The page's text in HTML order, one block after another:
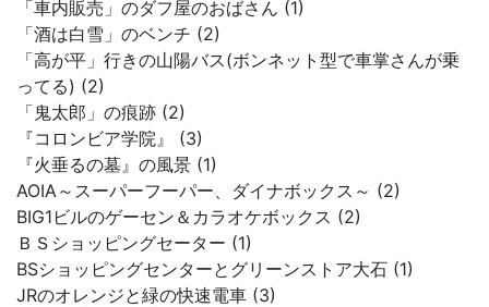
「車内販売」のダフ屋のおばさん (1)
「酒は白雪」のベンチ (2)
「高が平」行きの山陽バス(ボンネット型で車掌さんが乗
ってる) (2)
「鬼太郎」の痕跡 (2)
『コロンビア学院』 (3)
『火垂るの墓』の風景 (1)
AOIA～スーパーフーパー、ダイナボックス～ (2)
BIG1ビルのゲーセン＆カラオケボックス (2)
ＢＳショッピングセーター (1)
BSショッピングセンターとグリーンストア大石 (1)
JRのオレンジと緑の快速電車 (3)